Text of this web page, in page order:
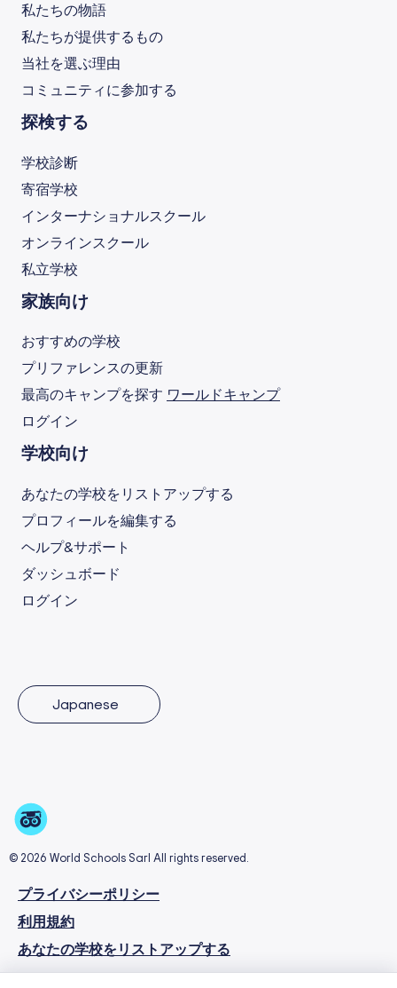
私たちの物語
私たちが提供するもの
当社を選ぶ理由
コミュニティに参加する
探検する
学校診断
寄宿学校
インターナショナルスクール
オンラインスクール
私立学校
家族向け
おすすめの学校
プリファレンスの更新
最高のキャンプを探す ワールドキャンプ
ログイン
学校向け
あなたの学校をリストアップする
プロフィールを編集する
ヘルプ&サポート
ダッシュボード
ログイン
© 2026 World Schools Sarl All rights reserved.
プライバシーポリシー
利用規約
あなたの学校をリストアップする
Japanese